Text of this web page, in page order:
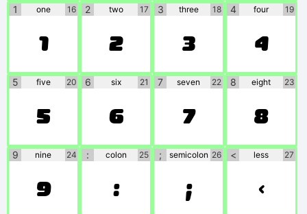
1 one 16
1
2 two 17
2
3 three 18
3
4 four 19
4
5 five 20
5
6 six 21
6
7 seven 22
7
8 eight 23
8
9 nine 24
9
: colon 25
:
; semicolon 26
;
< less 27
<